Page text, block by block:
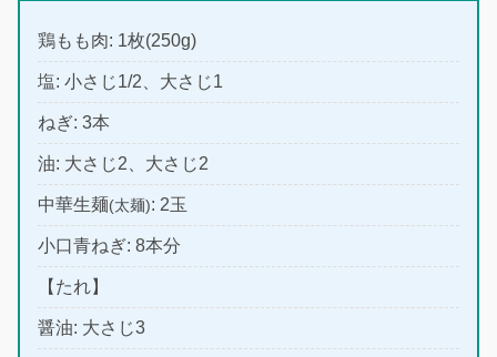
鶏もも肉: 1枚(250g)
塩: 小さじ1/2、大さじ1
ねぎ: 3本
油: 大さじ2、大さじ2
中華生麺(太麺): 2玉
小口青ねぎ: 8本分
【たれ】
醤油: 大さじ3